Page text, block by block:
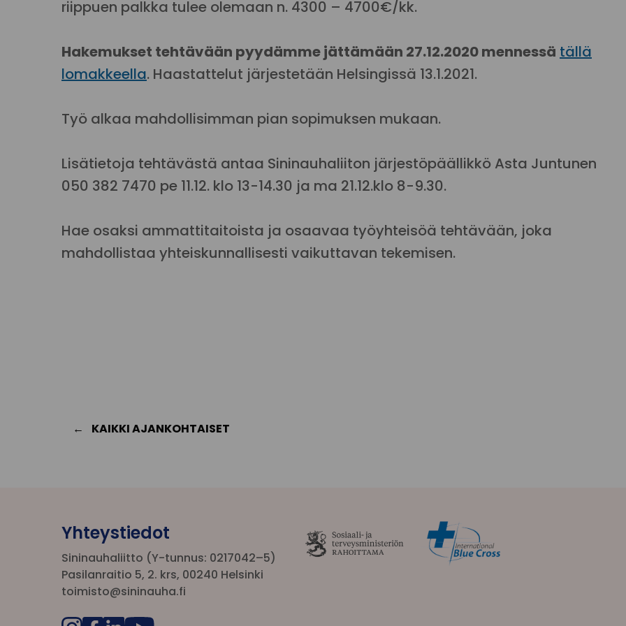
riippuen palkka tulee olemaan n. 4300 – 4700€/kk.
Hakemukset tehtävään pyydämme jättämään 27.12.2020 mennessä tällä
lomakkeella. Haastattelut järjestetään Helsingissä 13.1.2021.
Työ alkaa mahdollisimman pian sopimuksen mukaan.
Lisätietoja tehtävästä antaa Sininauhaliiton järjestöpäällikkö Asta Juntunen
050 382 7470 pe 11.12. klo 13-14.30 ja ma 21.12.klo 8-9.30.
Hae osaksi ammattitaitoista ja osaavaa työyhteisöä tehtävään, joka
mahdollistaa yhteiskunnallisesti vaikuttavan tekemisen.
KAIKKI AJANKOHTAISET
Yhteystiedot
Sininauhaliitto (Y-tunnus: 0217042–5)
Pasilanraitio 5, 2. krs, 00240 Helsinki
toimisto@sininauha.fi